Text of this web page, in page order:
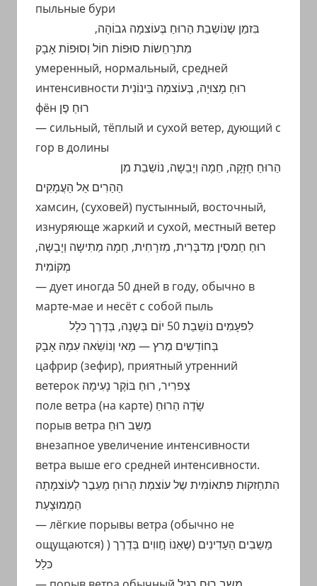
пыльные бури
מִתרַחֵשוֹת סוּּפוֹת חוֹל וְסוּּפוֹת אָבָק
умеренный, нормальный, средней
интенсивности רוּחַ מָצוּיָה, בְּעוֹצמָה בֵּינוֹנִית
фён רוּחַ פֶן
— сильный, тёплый и сухой ветер, дующий с
гор в долины
הַהַרִים אַל הַעֲמָקִים
хамсин, (суховей) пустынный, восточный,
изнуряюще жаркий и сухой, местный ветер
רוּחַ חַמסִין מִדבָּרִית, מִזרָחִית, חַמָה מַתִישָה וְיָבֵשָה,
מְקוֹמִית
— дует иногда 50 дней в году, обычно в
марте-мае и несёт с собой пыль
בְּחוֹדַשִים מֶרץ — מַאי וְנוֹשֵׂאה עִמָהּ אָבָק
цафрир (зефир), приятный утренний
ветерок צַפרִיר, רוּחַ בּוֹקֶר נָעִימָה
поле ветра (на карте) שָׂדֶה הַרוּחַ
порыв ветра מַשַב רוּחַ
внезапное увеличение интенсивности
ветра выше его средней интенсивности.
הִתחַזקוּת פִּתאוֹמִית שֶל עוֹצמַת הַרוּחַ מֵעֵבֶר לְעוֹצמָתָה
הַמְמוּצָעַת
— лёгкие порывы ветра (обычно не
ощущаются) ) מַשַבִים הַעַדִינִים (שֶאֵנוֹ חֲַווִים בְּדֶרֶך
כּלַל